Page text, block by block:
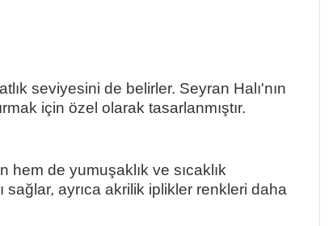
seviyesini de belirler. Seyran Halı'nın
için özel olarak tasarlanmıştır.
hem de yumuşaklık ve sıcaklık
sağlar, ayrıca akrilik iplikler renkleri daha